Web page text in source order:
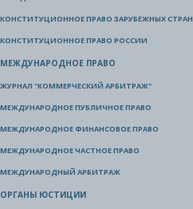
КОНСТИТУЦИОННОЕ ПРАВО ЗАРУБЕЖНЫХ СТРАН
КОНСТИТУЦИОННОЕ ПРАВО РОССИИ
МЕЖДУНАРОДНОЕ ПРАВО
ЖУРНАЛ "КОММЕРЧЕСКИЙ АРБИТРАЖ"
МЕЖДУНАРОДНОЕ ПУБЛИЧНОЕ ПРАВО
МЕЖДУНАРОДНОЕ ФИНАНСОВОЕ ПРАВО
МЕЖДУНАРОДНОЕ ЧАСТНОЕ ПРАВО
МЕЖДУНАРОДНЫЙ АРБИТРАЖ
ОРГАНЫ ЮСТИЦИИ